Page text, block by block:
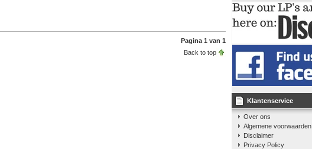
Pagina 1 van 1
Back to top
Klantenservice
Over ons
Algemene voorwaarden
Disclaimer
Privacy Policy